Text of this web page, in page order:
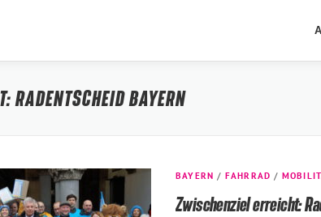
RADENTSCHEID BAYERN
BAYERN / FAHRRAD /
Zwischenziel erreicht: